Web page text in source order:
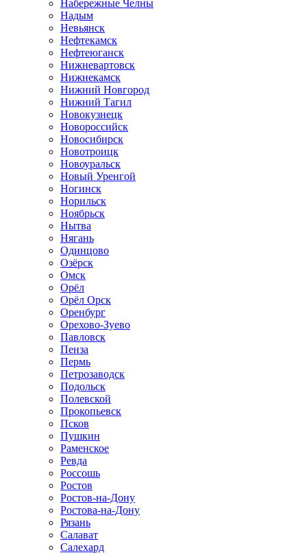
Набережные Челны
Надым
Невьянск
Нефтекамск
Нефтеюганск
Нижневартовск
Нижнекамск
Нижний Новгород
Нижний Тагил
Новокузнецк
Новороссийск
Новосибирск
Новотроицк
Новоуральск
Новый Уренгой
Ногинск
Норильск
Ноябрьск
Нытва
Нягань
Одинцово
Озёрск
Омск
Орёл
Орёл Орск
Оренбург
Орехово-Зуево
Павловск
Пенза
Пермь
Петрозаводск
Подольск
Полевской
Прокопьевск
Псков
Пушкин
Раменское
Ревда
Россошь
Ростов
Ростов-на-Дону
Ростова-на-Дону
Рязань
Салават
Салехард